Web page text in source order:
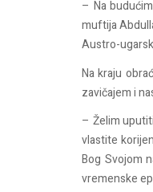
– Na
muftija
Austro-
Na kraju
zavičajem i
– Želim
vlastite
Bog Svojom
vremenske